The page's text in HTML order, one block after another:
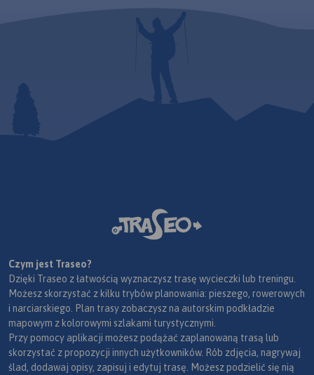
Czym jest Traseo?
Dzięki Traseo z łatwością wyznaczysz trasę wycieczki lub treningu.
Możesz skorzystać z kilku trybów planowania: pieszego, rowerowych
i narciarskiego. Plan trasy zobaczysz na autorskim podkładzie
mapowym z kolorowymi szlakami turystycznymi.
Przy pomocy aplikacji możesz podążać zaplanowaną trasą lub
skorzystać z propozycji innych użytkowników. Rób zdjęcia, nagrywaj
ślad, dodawaj opisy, zapisuj i edytuj trasę. Możesz podzielić się nią